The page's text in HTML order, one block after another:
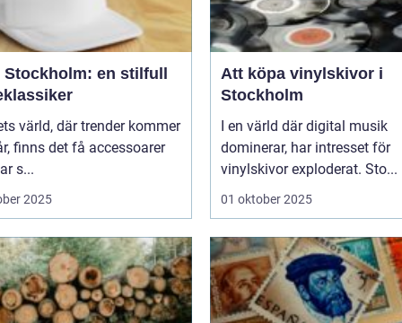
Stockholm: en stilfull
värld, där trender kommer
finns det få accessoarer
s...
2025
Att köpa vinylskivor i
Stockholm
I en värld där digital musik
dominerar, har intresset för
vinylskivor exploderat. Sto...
01 oktober 2025